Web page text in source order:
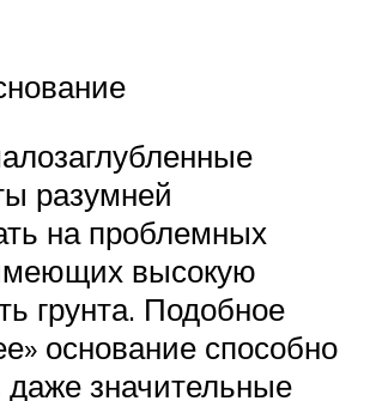
разумней
на проблемных
высокую
грунта. Подобное
основание способно
значительные